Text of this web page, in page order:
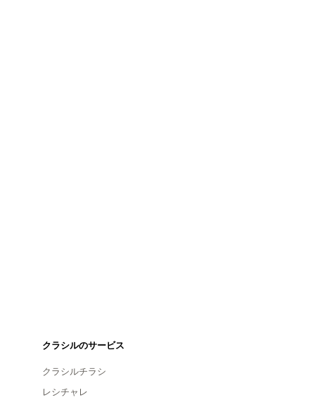
クラシルのサービス
クラシルチラシ
レシチャレ